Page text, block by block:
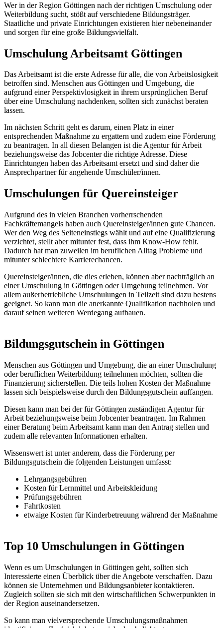
Wer in der Region Göttingen nach der richtigen Umschulung oder
Weiterbildung sucht, stößt auf verschiedene Bildungsträger.
Staatliche und private Einrichtungen existieren hier nebeneinander
und sorgen für eine große Bildungsvielfalt.
Umschulung Arbeitsamt Göttingen
Das Arbeitsamt ist die erste Adresse für alle, die von Arbeitslosigkeit
betroffen sind. Menschen aus Göttingen und Umgebung, die
aufgrund einer Perspektivlosigkeit in ihrem ursprünglichen Beruf
über eine Umschulung nachdenken, sollten sich zunächst beraten
lassen.
Im nächsten Schritt geht es darum, einen Platz in einer
entsprechenden Maßnahme zu ergattern und zudem eine Förderung
zu beantragen. In all diesen Belangen ist die Agentur für Arbeit
beziehungsweise das Jobcenter die richtige Adresse. Diese
Einrichtungen haben das Arbeitsamt ersetzt und sind daher die
Ansprechpartner für angehende Umschüler/innen.
Umschulungen für Quereinsteiger
Aufgrund des in vielen Branchen vorherrschenden
Fachkräftemangels haben auch Quereinsteiger/innen gute Chancen.
Wer den Weg des Seiteneinstiegs wählt und auf eine Qualifizierung
verzichtet, stellt aber mitunter fest, dass ihm Know-How fehlt.
Dadurch hat man zuweilen im beruflichen Alltag Probleme und
mitunter schlechtere Karrierechancen.
Quereinsteiger/innen, die dies erleben, können aber nachträglich an
einer Umschulung in Göttingen oder Umgebung teilnehmen. Vor
allem außerbetriebliche Umschulungen in Teilzeit sind dazu bestens
geeignet. So kann man die anerkannte Qualifikation nachholen und
darauf seinen weiteren Werdegang aufbauen.
Bildungsgutschein in Göttingen
Menschen aus Göttingen und Umgebung, die an einer Umschulung
oder beruflichen Weiterbildung teilnehmen möchten, sollten die
Finanzierung sicherstellen. Die teils hohen Kosten der Maßnahme
lassen sich beispielsweise durch den Bildungsgutschein auffangen.
Diesen kann man bei der für Göttingen zuständigen Agentur für
Arbeit beziehungsweise beim Jobcenter beantragen. Im Rahmen
einer Beratung beim Arbeitsamt kann man den Antrag stellen und
zudem alle relevanten Informationen erhalten.
Wissenswert ist unter anderem, dass die Förderung per
Bildungsgutschein die folgenden Leistungen umfasst:
Lehrgangsgebühren
Kosten für Lernmittel und Arbeitskleidung
Prüfungsgebühren
Fahrtkosten
etwaige Kosten für Kinderbetreuung während der Maßnahme
Top 10 Umschulungen in Göttingen
Wenn es um Umschulungen in Göttingen geht, sollten sich
Interessierte einen Überblick über die Angebote verschaffen. Dazu
können sie Unternehmen und Bildungsanbieter kontaktieren.
Zugleich sollten sie sich mit den wirtschaftlichen Schwerpunkten in
der Region auseinandersetzen.
So kann man vielversprechende Umschulungsmaßnahmen